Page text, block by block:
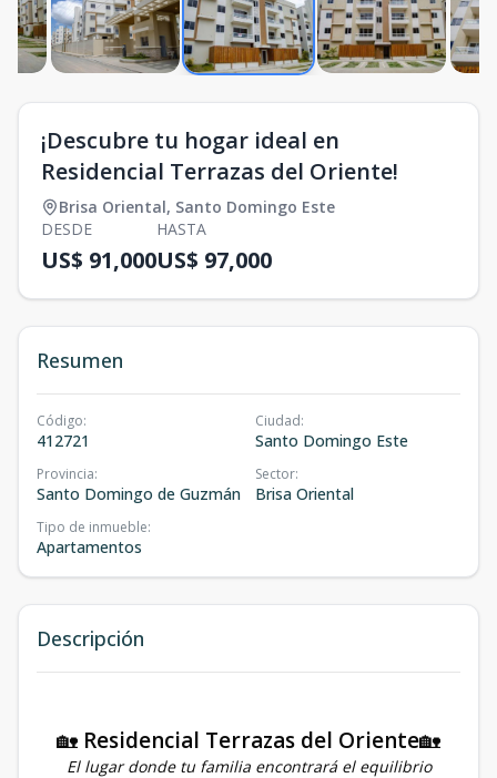
¡Descubre tu hogar ideal en
Residencial Terrazas del Oriente!
Brisa Oriental, Santo Domingo Este
DESDE
US$ 91,000
HASTA
US$ 97,000
Resumen
Código:
412721
Ciudad:
Santo Domingo Este
Provincia:
Santo Domingo de Guzmán
Sector:
Brisa Oriental
Tipo de inmueble:
Apartamentos
Descripción
🏡 Residencial Terrazas del Oriente🏡
El lugar donde tu familia encontrará el equilibrio